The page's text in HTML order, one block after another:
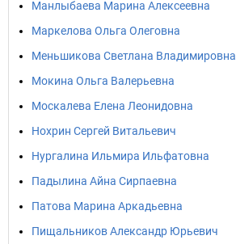
Манлыбаева Марина Алексеевна
Маркелова Ольга Олеговна
Меньшикова Светлана Владимировна
Мокина Ольга Валерьевна
Москалева Елена Леонидовна
Нохрин Сергей Витальевич
Нургалина Ильмира Ильфатовна
Падылина Айна Сирпаевна
Патова Марина Аркадьевна
Пищальников Александр Юрьевич